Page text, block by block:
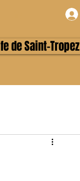
de Saint-Tropez